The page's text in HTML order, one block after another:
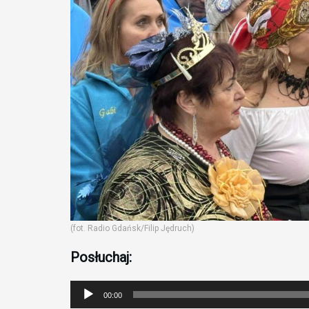
(fot. Radio Gdańsk/Filip Jędruch)
Posłuchaj:
Odtwarzacz
00:00